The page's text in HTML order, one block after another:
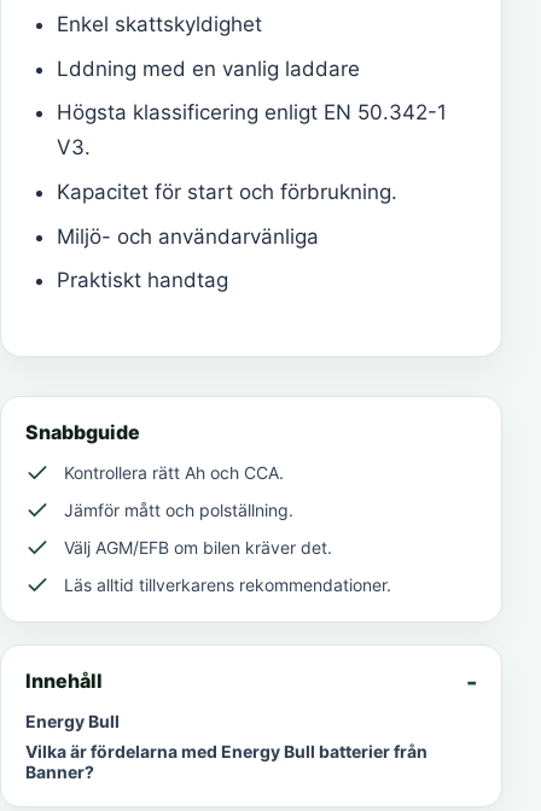
Enkel skattskyldighet
Lddning med en vanlig laddare
Högsta klassificering enligt EN 50.342-1
V3.
Kapacitet för start och förbrukning.
Miljö- och användarvänliga
Praktiskt handtag
Snabbguide
Kontrollera rätt Ah och CCA.
Jämför mått och polställning.
Välj AGM/EFB om bilen kräver det.
Läs alltid tillverkarens rekommendationer.
Innehåll
Energy Bull
Vilka är fördelarna med Energy Bull batterier från
Banner?